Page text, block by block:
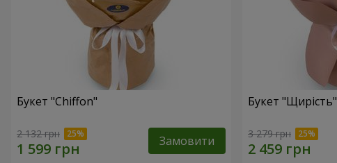
Букет "Chiffon"
2 132 грн Замовити
Букет "Щирість"
3 279 грн